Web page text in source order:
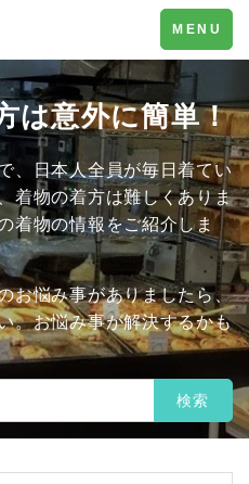
Toggle
navigation
MENU
は意外に簡単！
、日本人全員が毎日着てい
着物の着方は難しくありま
着物の情報をご紹介しま
お悩み事がありましたら、
。お悩み事が解決するかも